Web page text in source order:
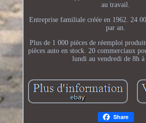
au travail.
Entreprise familiale créée en 1962. 24
par an.
Plus de 1 000 pièces de réemploi
pièces auto en stock. 20 commerciaux
lundi au vendredi de 8h à
Share